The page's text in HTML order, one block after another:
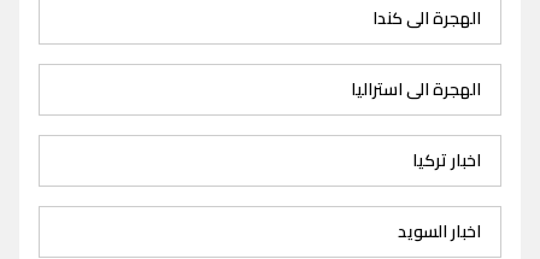
الهجرة الى كندا
الهجرة الى استراليا
اخبار تركيا
اخبار السويد